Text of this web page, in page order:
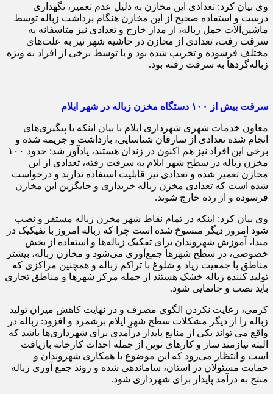
وی بیان کرد: تعدادی این مخازن به دلیل عدم تعمیر، نگهداری
درست و استفاده صحیح از این مخازن هنگام برداشت زباله توسط
ماشین‌آلات حمل زباله، از مدار خارج و تعدادی نیز متاسفانه به
سرقت رفت، تعدادی از مخازن در حاشیه شهر نیز به علت‌های
مختلف فرسوده و تخریب شده بود و یا توسط برخی از افراد به ویژه
زباله‌گردها به سرقت رفته بود.
سرقت بیش از ۱۰۰ دستگاه مخزن زباله در شهر ایلام
معاون خدمات شهری شهرداری ایلام با بیان اینکه با پیگیری‌های
انجام شده تعدادی از سارقان شناسایی، بازداشت و جریمه شده و
برخی این افراد نیز هم اکنون در زندان هستند، یادآور شد: حدود ۱۰۰
مخزن زباله در سطح شهر ایلام به سرقت رفته، تعدادی از این
مخازن تعمیر شده و تعدادی نیز قابلیت استفاده ندارند و درخواست
شده است که تعدادی مخزن زباله خریداری و جایگزین این مخازن
فرسوده و از رده خارج شوند.
وی بیان کرد: اینکه در تمام نقاط شهر مخزن زباله مستقر و نصب
شود امروز دیگر منسوخ شده است چرا که زباله امروز با تفیکیک در
مبدا، آموزش‌ شهروندان برای تفکیک زباله‌ها و استفاده از بخش
خصوصی، در سطح شهرها جمع‌آوری می‌شود و مخازن زباله، بیشتر
مناطق با جمعیت زیاد و شلوغ با تراکم زباله و همچنین مراکزی که
تولید کننده زباله خشک هستند از جمله مرکز شهرها و مناطق تجاری
باید نصب و جانمایی شود.
کرمی، رعایت نکردن الگوی مصرف و در نهایت کاهش میزان تولید
زباله را از دیگر مشکلات سطح شهر ایلام برشمرد و افزود: زباله در
واقع می تواند یکی از منابع پایدار درآمدی برای شهرداری‌ها باشد که
البته نیازمند ساز و کارهای نوین از جمله احداث کارخانه بازیافت
است و انتظار می‌رود که این موضوع با همکاری شهروندان و
حمایت مسئولان در استان، ساماندهی شده و روند جمع آوری زباله
منتج به درآمد پایدار برای شهرداری شود.